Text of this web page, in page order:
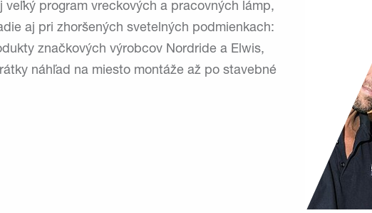
veľký program vreckových a pracovných lámp,
aj pri zhoršených svetelných podmienkach:
značkových výrobcov Nordride a Elwis,
náhľad na miesto montáže až po stavebné